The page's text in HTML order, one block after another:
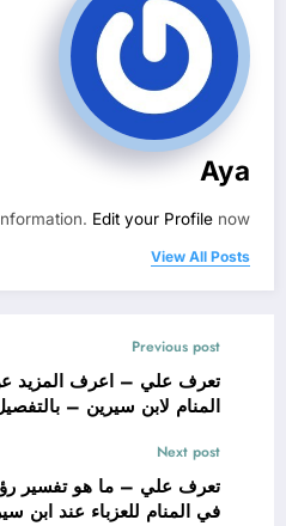
Aya
Edit your Profile now.
View All Posts
Previous post
تعرف علي – اعرف المزيد
المنام لابن سيرين –
Next post
تعرف علي – ما هو تفسير
في المنام للعزباء عند ابن